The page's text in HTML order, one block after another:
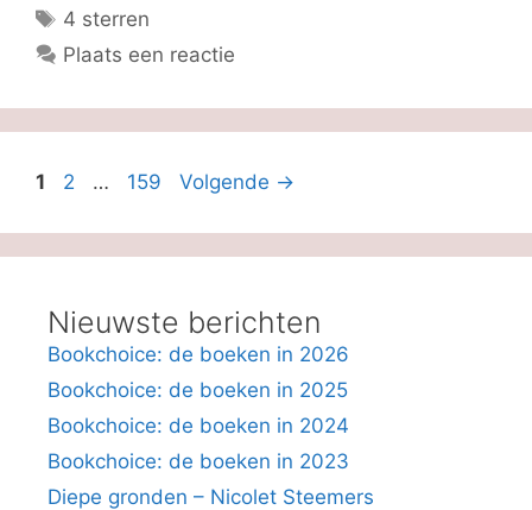
Tags
4 sterren
Plaats een reactie
Pagina
1 Pagina
2 … Pagina
159 Volgende →
Nieuwste berichten
Bookchoice: de boeken in 2026
Bookchoice: de boeken in 2025
Bookchoice: de boeken in 2024
Bookchoice: de boeken in 2023
Diepe gronden – Nicolet Steemers